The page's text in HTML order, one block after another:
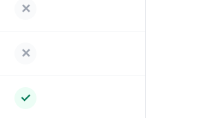
✕
✕
✓